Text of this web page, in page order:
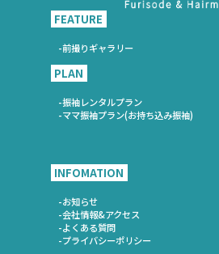
FEATURE
-前撮りギャラリー
PLAN
-振袖レンタルプラン
-ママ振袖プラン(お持ち込み振袖)
INFOMATION
-お知らせ
-会社情報&アクセス
-よくある質問
-プライバシーポリシー